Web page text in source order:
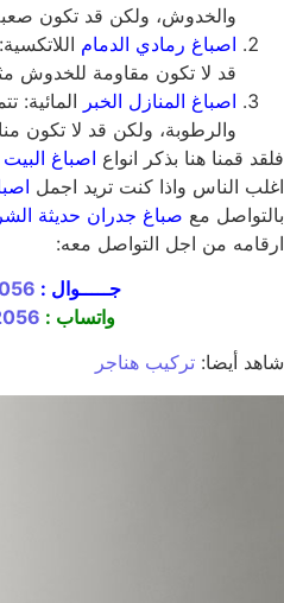
والخدوش، ولكن قد تكون
اصباغ رمادي الدمام
قد لا تكون مقاومة للخدوش
اصباغ المنازل الخبر المائية:
والرطوبة، ولكن قد لا تكون
فلقد قمنا هنا بذكر انواع اصباغ
اغلب الناس واذا كنت تريد اجمل
بالتواصل مع صباغ جدران حديثة
ارقامه من اجل التواصل معه:
جـــــوال :
واتساب :
شاهد أيضا: تركيب هناجر